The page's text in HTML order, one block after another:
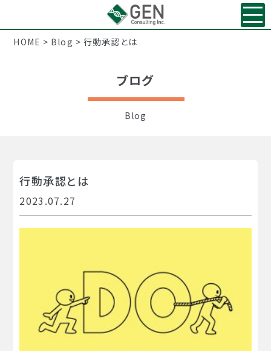
HOME > Blog >行動承認とは
ブログ
Blog
行動承認とは
2023.07.27